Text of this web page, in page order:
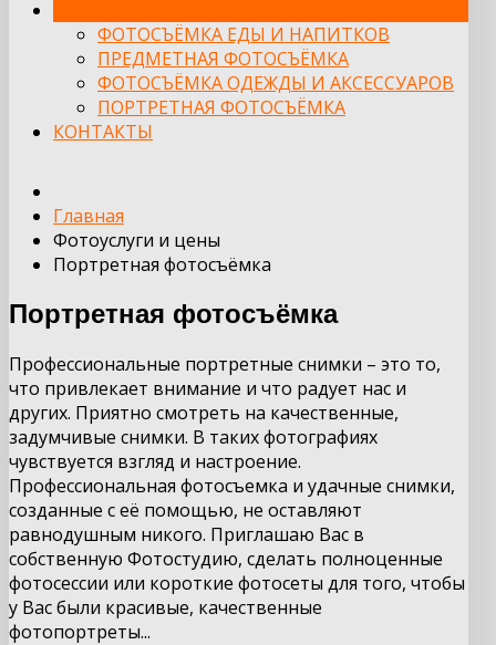
ФОТОСЪЁМКА ЕДЫ И НАПИТКОВ
ПРЕДМЕТНАЯ ФОТОСЪЁМКА
ФОТОСЪЁМКА ОДЕЖДЫ И АКСЕССУАРОВ
ПОРТРЕТНАЯ ФОТОСЪЁМКА
КОНТАКТЫ
Главная
Фотоуслуги и цены
Портретная фотосъёмка
Портретная фотосъёмка
Профессиональные портретные снимки – это то,
что привлекает внимание и что радует нас и
других. Приятно смотреть на качественные,
задумчивые снимки. В таких фотографиях
чувствуется взгляд и настроение.
Профессиональная фотосъемка и удачные снимки,
созданные с её помощью, не оставляют
равнодушным никого. Приглашаю Вас в
собственную Фотостудию, сделать полноценные
фотосессии или короткие фотосеты для того, чтобы
у Вас были красивые, качественные
фотопортреты...